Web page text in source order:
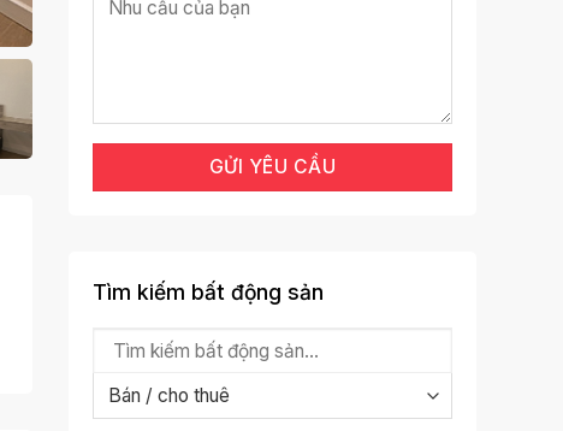
Tìm kiếm bất động sản